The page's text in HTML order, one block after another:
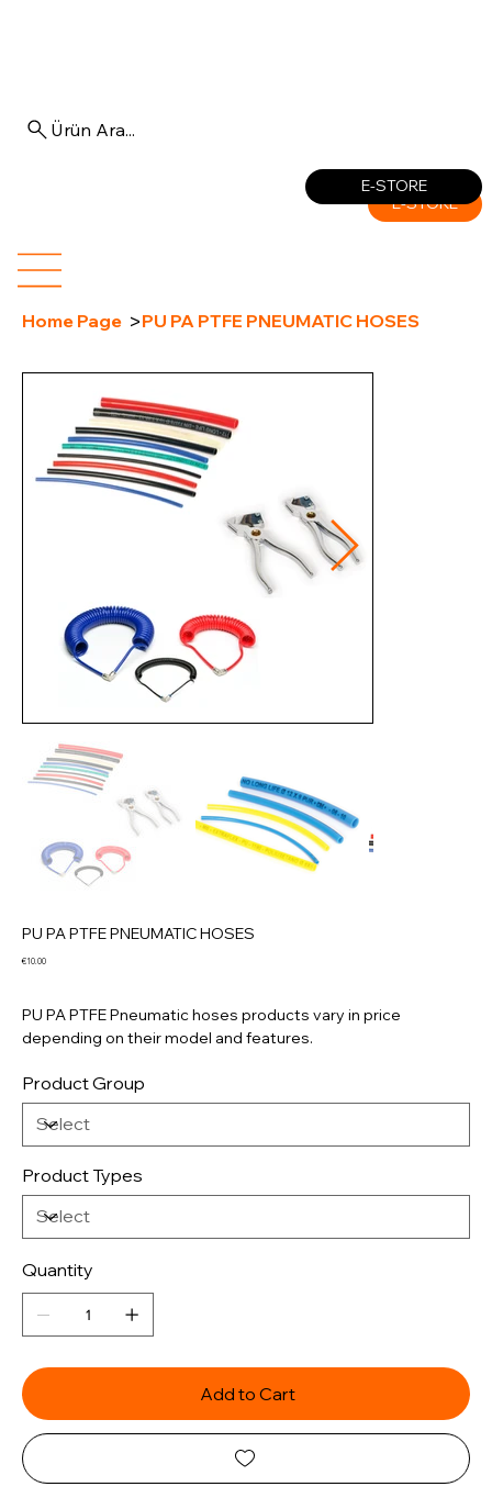
E-STORE
E-STORE
Ürün Ara...
Home Page >PU PA PTFE PNEUMATIC HOSES
PU PA PTFE PNEUMATIC HOSES
Price
€10.00
PU PA PTFE Pneumatic hoses products vary in price
depending on their model and features.
Product Group
Product Types
Quantity
Add to Cart